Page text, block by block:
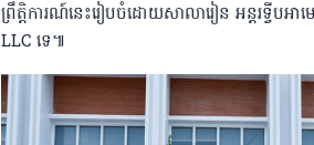
ព្រឹត្តិការណ៍នេះរៀបចំដោយសាលារៀន អន្តរទ្វីប
LLC ទេ៕